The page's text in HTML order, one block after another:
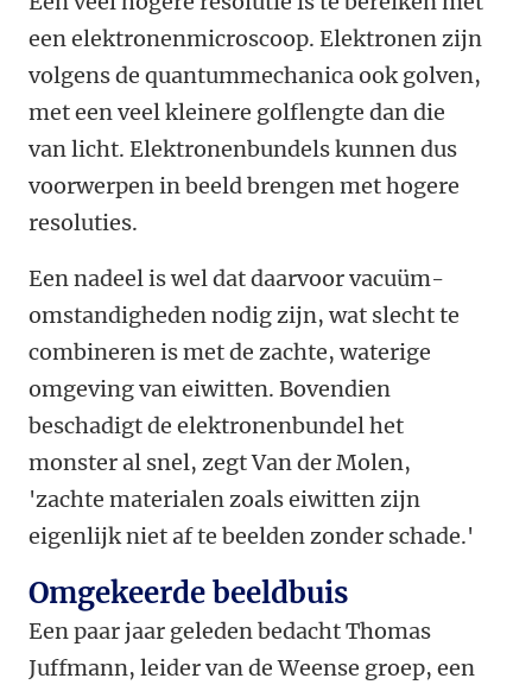
een elektronenmicroscoop. Elektronen zijn
volgens de quantummechanica ook golven,
met een veel kleinere golflengte dan die
van licht. Elektronenbundels kunnen dus
voorwerpen in beeld brengen met hogere
resoluties.
Een nadeel is wel dat daarvoor vacuüm-
omstandigheden nodig zijn, wat slecht te
combineren is met de zachte, waterige
omgeving van eiwitten. Bovendien
beschadigt de elektronenbundel het
monster al snel, zegt Van der Molen,
'zachte materialen zoals eiwitten zijn
eigenlijk niet af te beelden zonder schade.'
Omgekeerde beeldbuis
Een paar jaar geleden bedacht Thomas
Juffmann, leider van de Weense groep, een